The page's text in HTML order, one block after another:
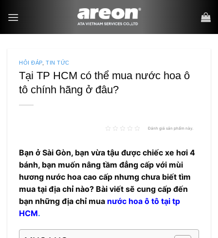
qua
HỎI ĐÁP,TIN TỨC
Tại TP HCM có thể mua nước hoa ô
tô chính hãng ở đâu?
Đánh giá sản phẩm này.
Bạn ở Sài Gòn, bạn vừa tậu được chiếc xe hơi 4
bánh, bạn muốn nâng tầm đẳng cấp với mùi
hương nước hoa cao cấp nhưng chưa biết tìm
mua tại địa chỉ nào? Bài viết sẽ cung cấp đến
bạn những địa chỉ mua nước hoa ô tô tại tp
HCM.